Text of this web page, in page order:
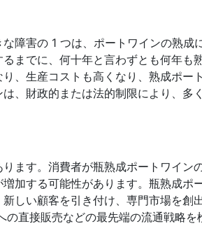
障害の 1 つは、ポートワインの熟成
までに、何十年と言わずとも何年も
、生産コストも高くなり、熟成ポー
、財政的または法的制限により、多
ます。消費者が瓶熟成ポートワイン
加する可能性があります。瓶熟成ポ
しい顧客を引き付け、専門市場を創
直接販売などの最先端の流通戦略を